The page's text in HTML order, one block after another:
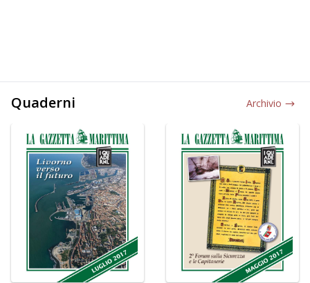
Quaderni Archivio